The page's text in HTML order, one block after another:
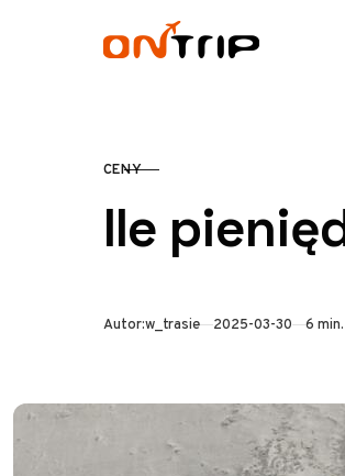
KATEGORIA
CENY
Ile
Autor:w_trasie Opublikowano
2025-03-30 6